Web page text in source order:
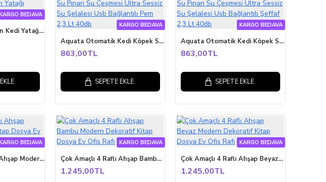
BEDAVA
Ahşap Cama Yapışan Kedi Yatağı Vantuzlu Cam Yatağı Terası
KARGO BEDAVA
Aquata Otomatik Kedi Köpek Su Pınarı Su Çeşmesi Ultra Sessiz Su Şelalesi Usb Bağlantılı Pem 2,3 Lt 40db
863,00TL
SEPETE EKLE
KARGO BEDAVA
Aquata Otomatik Kedi Köpek Su Pınarı Su Çeşmesi Ultra Sessiz Su Şelalesi Usb Bağlantılı Şeffaf 2,3 Lt 40db
863,00TL
SEPETE EKLE
BEDAVA
Çok Amaçlı 3 Raflı Ahşap Modern Dekoratif Kitap Dosya Ev Ofis Rafı
KARGO BEDAVA
Çok Amaçlı 4 Raflı Ahşap Bambu Modern Dekoratif Kitap Dosya Ev Ofis Rafı
1.245,00TL
KARGO BEDAVA
Çok Amaçlı 4 Raflı Ahşap Beyaz Modern Dekoratif Kitap Dosya Ev Ofis Rafı
1.245,00TL